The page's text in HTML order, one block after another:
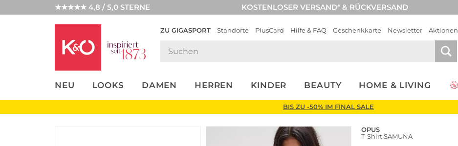
★★★★★ 4,8 / 5,0 STERNE KOSTENLOSER VERSAND* & RÜCKVERSAND
ZU GIGASPORT Standorte PlusCard Hilfe & FAQ Geschenkkarte Newsletter Aktionen
NEU LOOKS DAMEN HERREN KINDER BEAUTY HOME & LIVING
UNSERE APP
CLICK &
BIS ZU -50% IM FINAL SALE
OPUS
T-Shirt SAMUNA